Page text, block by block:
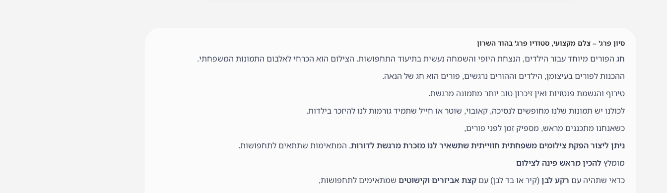
סיון פרג' – צלם מקצועי, סטודיו פרג' בהוד השרון
חג הפורים מיוחד עבור הילדים, הנצחת היופי והשמחה נעשית בתיעוד התחפושות. הצילום הוא הכרחי לאלבום התמונות המשפחתי.
ההכנות לפורים בעיצומן, הילדים וההורים נרגשים, פורים הוא חג של הנאה.
טירוף והגשמת פנטזיות ואין זיכרון טוב יותר מתמונה מרגשת.
לכולנו יש תמונות שלנו מחופשים לנסיכה, קאובוי, שוטר או חייל שתמיד גורמות לנו להיזכר בילדות.
כשאנחנו מתכננים מראש, מספיק זמן לפני פורים,
ניתן ליצור הפקת צילומים משפחתית חווייתית שתשאיר לנו מזכרת מרגשת לדורות, המתאימות שתתאים לתחפושות.
מומלץ להכין מראש פינה לצילום
כדאי שתהיה עם רקע לבן (קיר או בד לבן) עם קצת אביזרים וקישוטים שמתאימים לתחפושות,